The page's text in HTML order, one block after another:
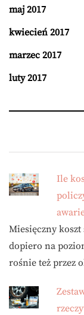
maj 2017
kwiecień 2017
marzec 2017
luty 2017
Ile
Miesięczny koszt
dopiero na
rośnie też przez